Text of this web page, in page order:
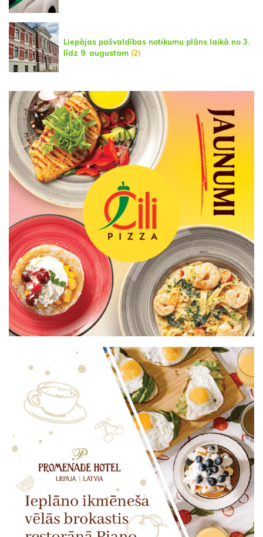
Liepājas pašvaldības notikumu plāns laikā no 3.
līdz 9. augustam (2)